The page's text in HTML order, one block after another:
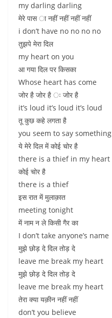
my darling darling
मेरे पास ा नहीं नहीं नहीं नहीं
i don’t have no no no no
तुझपे मेरा दिल
my heart on you
आ गया दिल पर किसका
Whose heart has come
जोर है जोर है ः जोर है
it’s loud it’s loud it’s loud
तू कुछ कहे लगता है
you seem to say something
ये मेरे दिल में कोई चोर है
there is a thief in my heart
कोई चोर है
there is a thief
इस रात में मुलाक़ात
meeting tonight
में नाम न ले किसी गैर का
I don’t take anyone’s name
मुझे छोड़ दे दिल तोड़ दे
leave me break my heart
मुझे छोड़ दे दिल तोड़ दे
leave me break my heart
तेरा क्या यक़ीन नहीं नहीं
don’t you believe